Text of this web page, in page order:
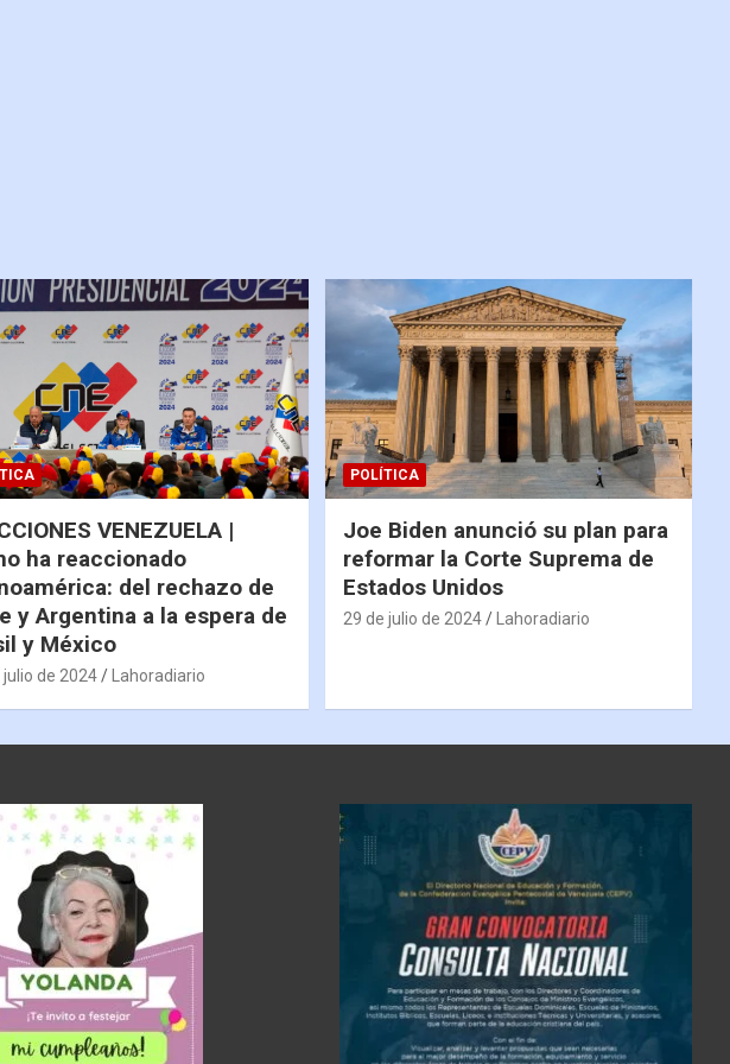
VENEZUELA |
ha reaccionado
del rechazo de
y Argentina a la espera de
y México
julio de 2024 Lahoradiario
POLÍTICA
Joe Biden anunció su plan para
reformar la Corte Suprema de
Estados Unidos
29 de julio de 2024 Lahoradiario